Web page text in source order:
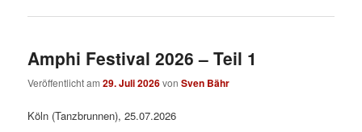
Amphi Festival 2026 – Teil 1
Veröffentlicht am29. Juli 2026vonSven Bähr
Köln (Tanzbrunnen), 25.07.2026